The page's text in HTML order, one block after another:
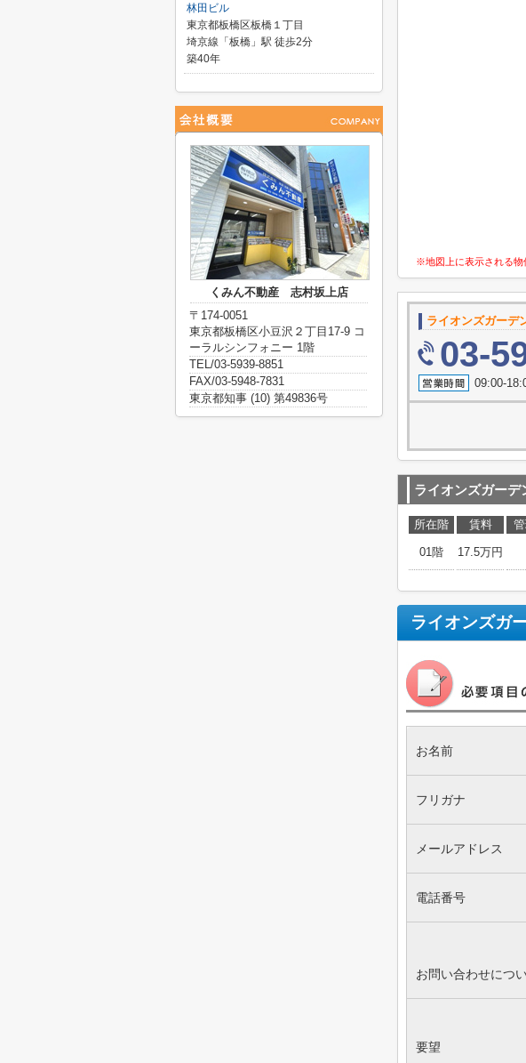
※地図上に表示される物
ライオンズガーデ
03-
09:00-
ライオンズガーデ
所在階 賃料
01階
17.5万円
ライオンズガ
お名前
フリガナ
メールアドレス
電話番号
お問い合わせにつ
要望
林田ビル
東京都板橋区板橋１丁目
埼京線「板橋」駅 徒歩2分
築40年
くみん不動産 志村坂上店
〒174-0051
東京都板橋区小豆沢２丁目17-9 コ
ーラルシンフォニー 1階
TEL/03-5939-8851
FAX/03-5948-7831
東京都知事 (10) 第49836号